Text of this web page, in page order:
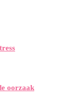
oorzaak